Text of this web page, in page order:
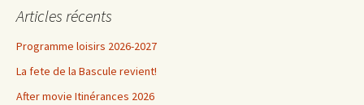
Articles récents
Programme loisirs 2026-2027
La fete de la Bascule revient!
After movie Itinérances 2026